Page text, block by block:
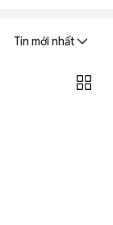
Tin mới nhất